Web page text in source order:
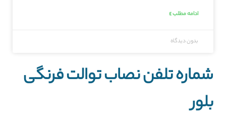
ادامه مطلب »
بدون دیدگاه
شماره تلفن نصاب توالت فرنگی
بلور